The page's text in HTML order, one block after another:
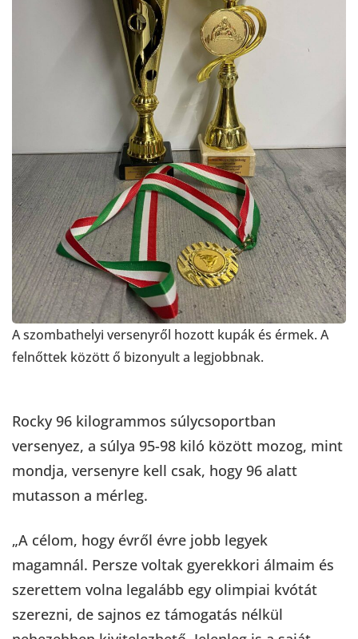
A szombathelyi versenyről hozott kupák és érmek. A
felnőttek között ő bizonyult a legjobbnak.
Rocky 96 kilogrammos súlycsoportban
versenyez, a súlya 95-98 kiló között mozog, mint
mondja, versenyre kell csak, hogy 96 alatt
mutasson a mérleg.
„A célom, hogy évről évre jobb legyek
magamnál. Persze voltak gyerekkori álmaim és
szerettem volna legalább egy olimpiai kvótát
szerezni, de sajnos ez támogatás nélkül